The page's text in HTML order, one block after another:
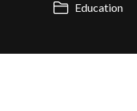
Education